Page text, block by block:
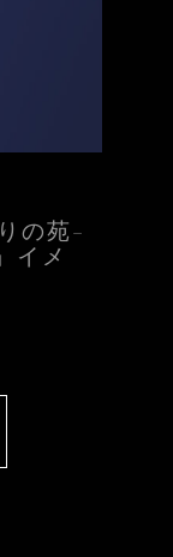
の苑-
イメ